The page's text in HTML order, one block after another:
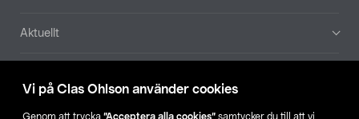
Vi på Clas Ohlson använder cookies
Genom att trycka ”Acceptera alla cookies” samtycker du till att vi
Aktuellt
Hitta butik